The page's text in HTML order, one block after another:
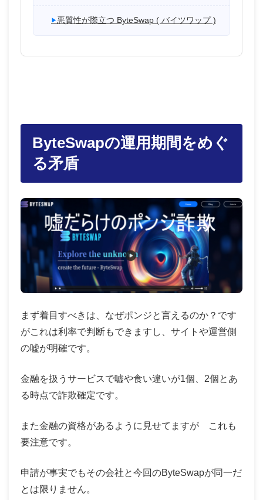
悪質性が際立つ ByteSwap ( バイツワップ )
ByteSwapの運用期間をめぐ
る矛盾
まず着目すべきは、なぜポンジと言えるのか？です
がこれは利率で判断もできますし、サイトや運営側
の嘘が明確です。
金融を扱うサービスで嘘や食い違いが1個、2個とあ
る時点で詐欺確定です。
また金融の資格があるように見せてますが これも
要注意です。
申請が事実でもその会社と今回のByteSwapが同一だ
とは限りません。